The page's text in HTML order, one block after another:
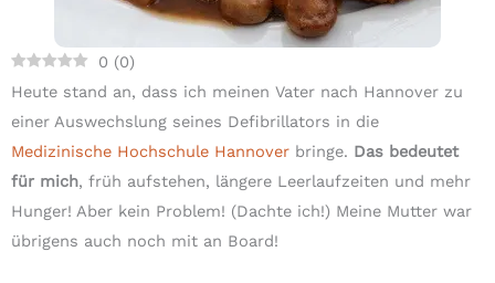
0 (0)
Heute stand an, dass ich meinen Vater nach Hannover zu
einer Auswechslung seines Defibrillators in die
Medizinische Hochschule Hannover bringe. Das bedeutet
für mich, früh aufstehen, längere Leerlaufzeiten und mehr
Hunger! Aber kein Problem! (Dachte ich!) Meine Mutter war
übrigens auch noch mit an Board!